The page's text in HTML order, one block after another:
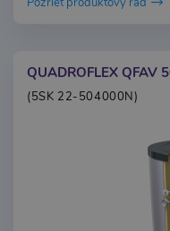
QUADROFLEX QFAV
(5SK 22-504000N)